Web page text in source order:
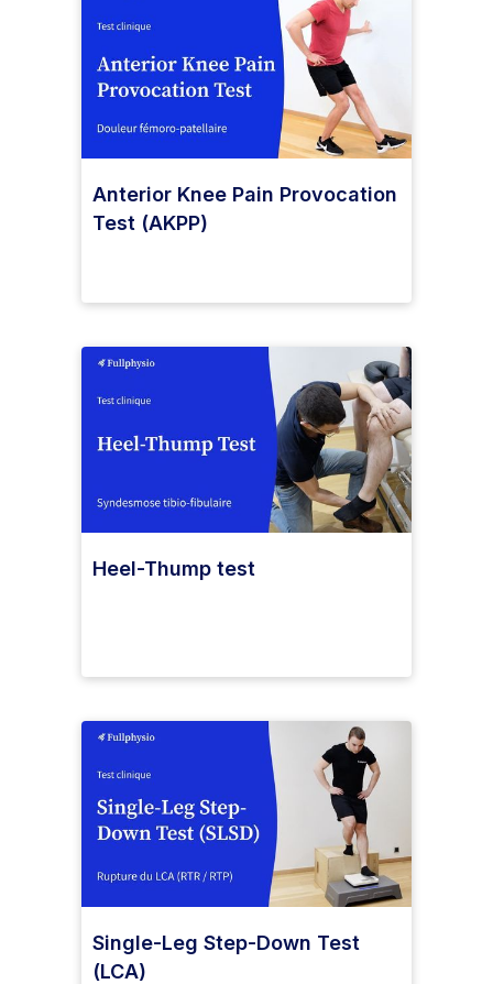
Anterior Knee Pain Provocation
Test (AKPP)
Heel-Thump test
Single-Leg Step-Down Test
(LCA)